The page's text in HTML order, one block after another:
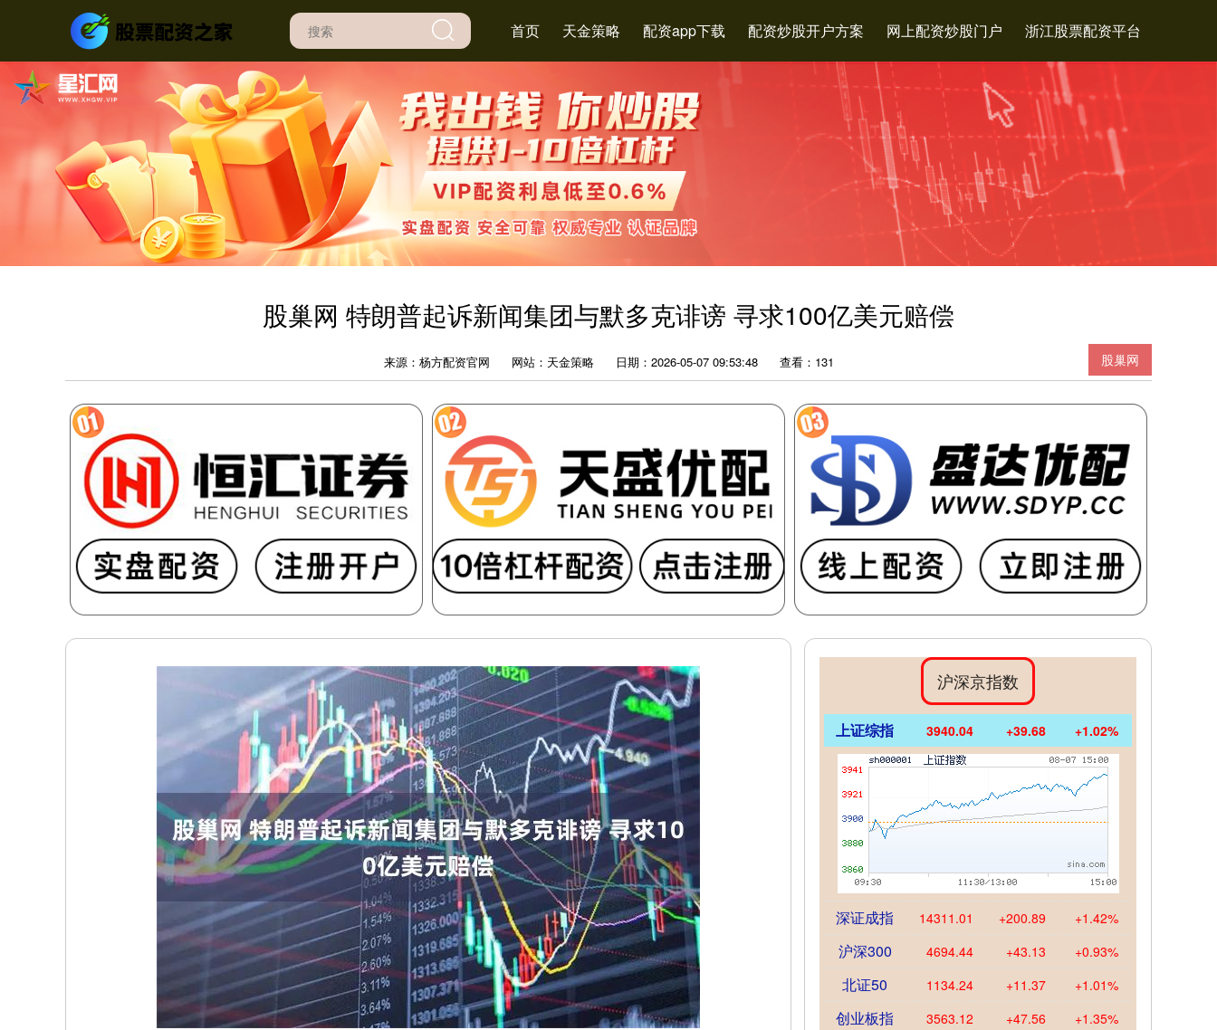
首页 天金策略 配资app下载 配资炒股开户方案 网上配资炒股门户 浙江股票配资平台
股巢网 特朗普起诉新闻集团与默多克诽谤 寻求100亿美元赔偿
股巢网
来源：杨方配资官网 网站：天金策略 日期：2026-05-07 09:53:48 查看：131
沪深京指数
上证综指 3940.04 +39.68 +1.02%
深证成指 14311.01 +200.89 +1.42%
沪深300 4694.44 +43.13 +0.93%
北证50 1134.24 +11.37 +1.01%
创业板指 3563.12 +47.56 +1.35%